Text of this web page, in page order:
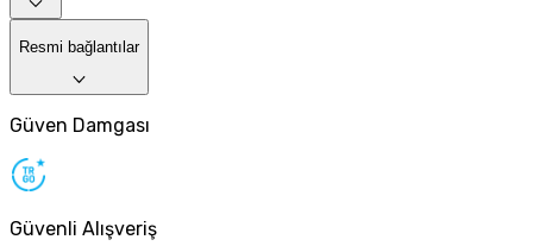
Resmi bağlantılar
Güven Damgası
Güvenli Alışveriş